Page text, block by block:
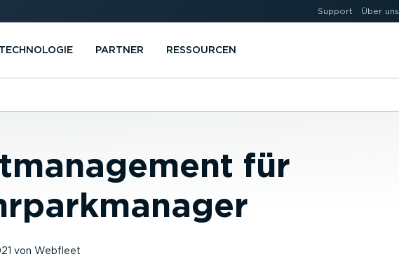
Support Über uns
TECHNOLOGIE PARTNER RESSOURCEN
für
von Webfleet